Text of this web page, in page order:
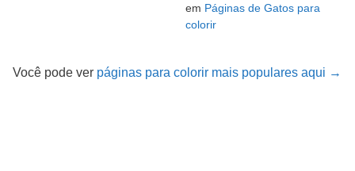
em Páginas de Gatos para
colorir
Você pode ver páginas para colorir mais populares aqui →